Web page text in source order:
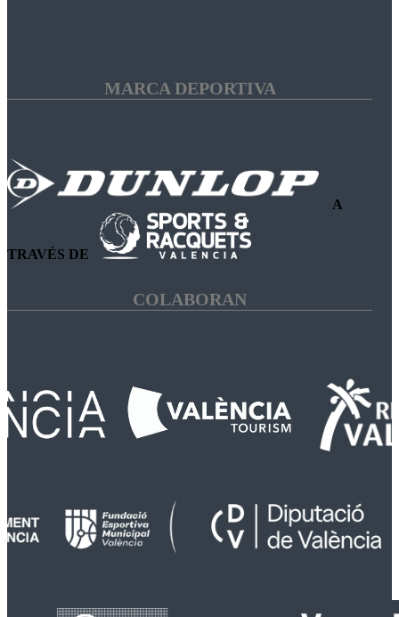
MARCA DEPORTIVA
A
TRAVÉS DE
COLABORAN